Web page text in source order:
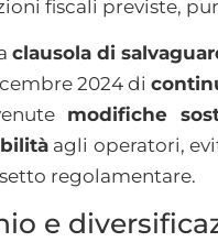
fiscali previste,
clausola di
2024 di
modifiche
agli operatori,
regolamentare.
e